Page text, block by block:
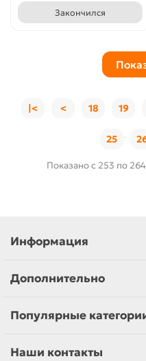
Закончился
|< < 18 19
25
Показано с 253 по
Информация
Дополнительно
Популярные
Наши контакты